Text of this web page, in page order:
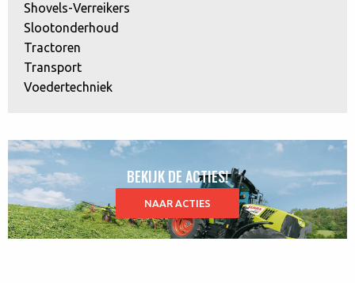
Shovels-Verreikers
Slootonderhoud
Tractoren
Transport
Voedertechniek
BEKIJK DE ACTIES!
NAAR ACTIES